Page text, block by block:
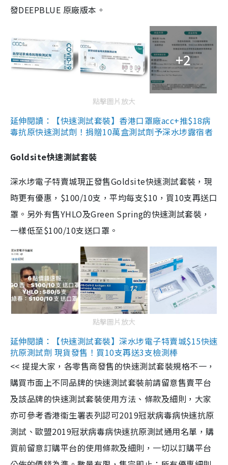
發DEEPBLUE 原廠版本。
+2
點擊圖片放大
延伸閱讀：【快速測試套裝】香港口罩廠acc+推$18病
毒抗原快速測試劑！捐贈10萬盒測試劑予深水埗露宿者
Goldsite快速測試套裝
深水埗電子特賣城現正發售Goldsite快速測試套裝，現
時更有優惠，$100/10支，平均每支$10，買10支再送口
罩。另外有售YHLO及Green Spring的快速測試套裝，
一樣低至$100/10支送口罩。
點擊圖片放大
延伸閱讀：【快速測試套裝】深水埗電子特賣城$15快速
抗原測試劑 現貨發售！買10支再送3支檢測棒
<< 提提大家，各零售商發售的快速測試套裝規格不一，
購買市面上不同品牌的快速測試套裝前請留意售賣平台
及該品牌的快速測試套裝使用方法、條款及細則，大家
亦可參考香港衞生署表列認可2019冠狀病毒病快速抗原
測試、歐盟2019冠狀病毒病快速抗原測試通用名單，購
買前留意訂購平台的使用條款及細則，一切以訂購平台